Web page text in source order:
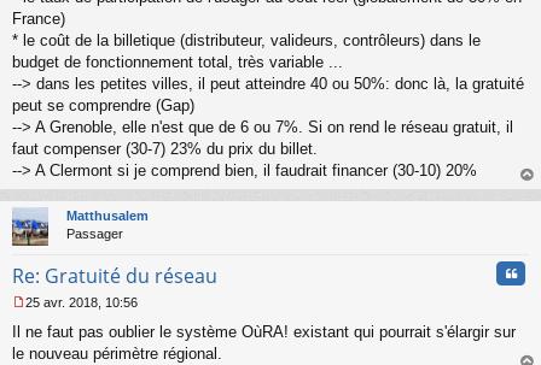
s
g
e
n
o
n
u
France)
* le coût de la billetique (distributeur, valideurs, contrôleurs) dans le
budget de fonctionnement total, très variable ...
--> dans les petites villes, il peut atteindre 40 ou 50%: donc là, la gratuité
peut se comprendre (Gap)
--> A Grenoble, elle n'est que de 6 ou 7%. Si on rend le réseau gratuit, il
faut compenser (30-7) 23% du prix du billet.
--> A Clermont si je comprend bien, il faudrait financer (30-10) 20%
au
Matthusalem
Passager
Re: Gratuité du réseau
e
s
25 avr. 2018, 10:56
Il ne faut pas oublier le système OùRA! existant qui pourrait s'élargir sur
le nouveau périmètre régional.